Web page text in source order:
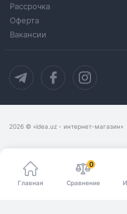
Рассрочка
Оферта
Вакансии
2026 © «idea.uz - интернет-магазин»
Главная
0
Сравнение